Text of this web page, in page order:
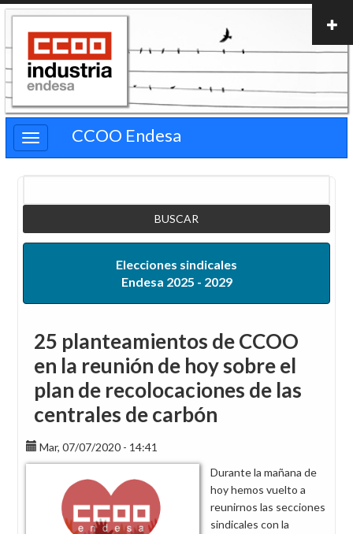
Pasar
contenido
principal
CCOO Endesa
Elecciones sindicales
Endesa 2025 - 2029
25 planteamientos de CCOO
en la reunión de hoy sobre el
plan de recolocaciones de las
centrales de carbón
Mar, 07/07/2020 - 14:41
Durante la mañana de
hoy hemos vuelto a
reunirnos las secciones
sindicales con la